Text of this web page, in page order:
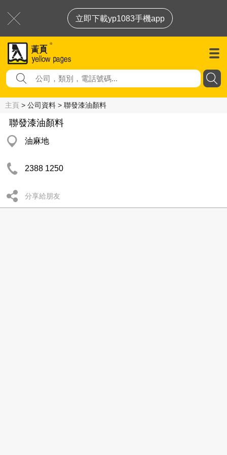
立即下載yp1083手機app
主頁 > 公司資料 > 聯發漆油顏料
聯發漆油顏料
油麻地
2388 1250
分享給朋友